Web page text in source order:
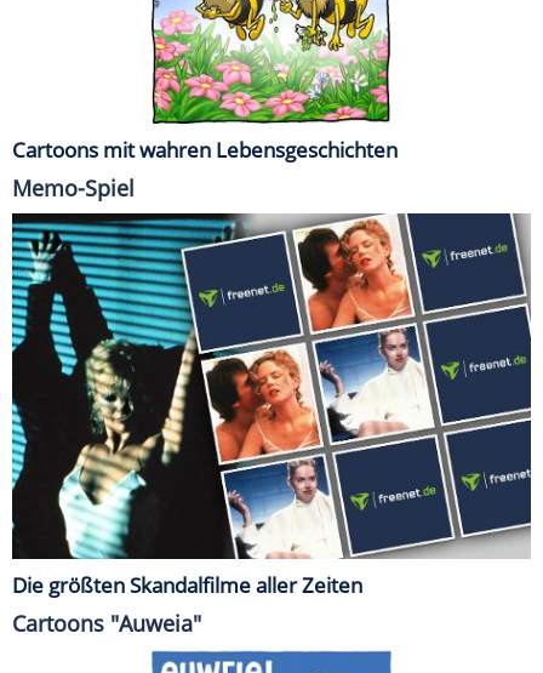
Cartoons mit wahren Lebensgeschichten
Memo-Spiel
Die größten Skandalfilme aller Zeiten
Cartoons "Auweia"